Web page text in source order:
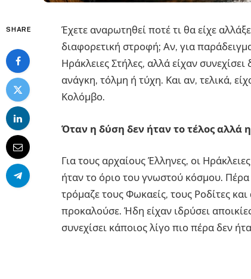
SHARE
Έχετε αναρωτηθεί ποτέ τι θα είχε
διαφορετική στροφή; Αν, για
Ηράκλειες Στήλες, αλλά είχαν
ανάγκη, τόλμη ή τύχη. Και αν, τελικά,
Κολόμβο.
Όταν η δύση δεν ήταν το τέλος αλλά
Για τους αρχαίους Έλληνες, οι
ήταν το όριο του γνωστού κόσμου.
τρόμαζε τους Φωκαείς, τους Ροδίτες
προκαλούσε. Ήδη είχαν ιδρύσει
συνεχίσει κάποιος λίγο πιο πέρα δεν